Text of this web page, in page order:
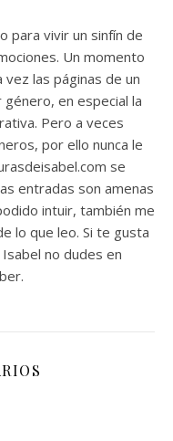
para vivir un sinfín de
Un momento
las páginas de un
género, en especial la
Pero a veces
por ello nunca le
se
entradas son amenas
intuir, también me
lo que leo. Si te gusta
no dudes en